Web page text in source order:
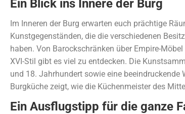
Ein Blick ins Innere der Burg
Im Inneren der Burg erwarten euch prächtige
Kunstgegenständen, die die verschiedenen
haben. Von Barockschränken über Empire-
XVI-Stil gibt es viel zu entdecken. Die
und 18. Jahrhundert sowie eine
Burgküche zeigt, wie die Küchenmeister des
Ein Ausflugstipp für die ganze